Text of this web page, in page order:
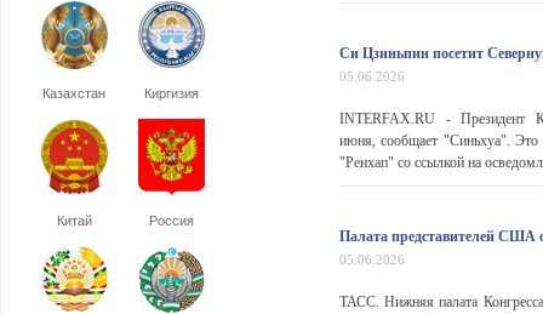
Казахстан Киргизия
Китай Россия
Си Цзиньпин посетит
05.06.2026
INTERFAX.RU - Президент
июня, сообщает "Синьхуа". Это
"Ренхап" со ссылкой на
Палата представителей США
05.06.2026
ТАСС. Нижняя палата